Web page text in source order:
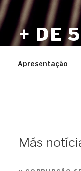
+ DE
Apresentação
Más